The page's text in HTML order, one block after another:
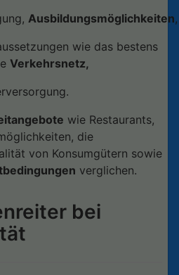
Ausbildungsmöglichkeiten,
wie das bestens
Verkehrsnetz,
wie Restaurants,
die
von Konsumgütern sowie
verglichen.
bei